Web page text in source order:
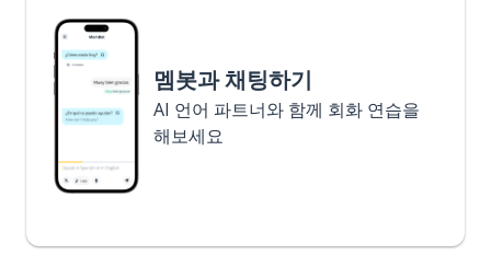
멤봇과 채팅하기
AI 언어 파트너와 함께 회화 연습을
해보세요